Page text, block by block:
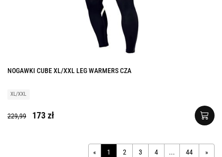
NOGAWKI CUBE XL/XXL LEG WARMERS CZA
XL/XXL
229,99 173 zł
« 1 2 3 4 ... 44 »